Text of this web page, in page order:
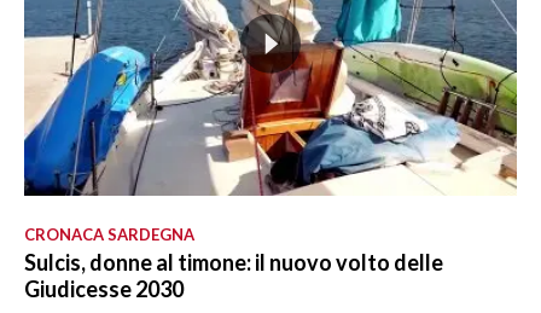
CRONACA SARDEGNA
Sulcis, donne al timone: il nuovo volto delle
Giudicesse 2030